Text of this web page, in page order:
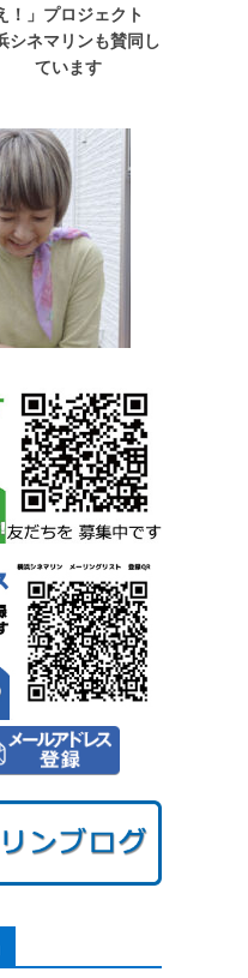
！」プロジェクト
シネマリンも賛同し
ています